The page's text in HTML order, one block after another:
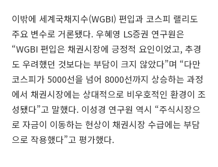
이밖에 세계국채지수(WGBI) 편입과 코스피 랠리도
주요 변수로 거론됐다. 우혜영 LS증권 연구원은
“WGBI 편입은 채권시장에 긍정적 요인이었고, 추경
도 우려했던 것보다는 부담이 크지 않았다”며 “다만
코스피가 5000선을 넘어 8000선까지 상승하는 과정
에서 채권시장에는 상대적으로 비우호적인 환경이 조
성됐다”고 말했다. 이성경 연구원 역시 “주식시장으
로 자금이 이동하는 현상이 채권시장 수급에는 부담
으로 작용했다”고 평가했다.